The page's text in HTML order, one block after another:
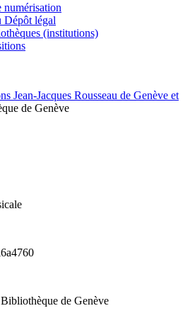
numérisation
Dépôt légal
(institutions)
de Genève